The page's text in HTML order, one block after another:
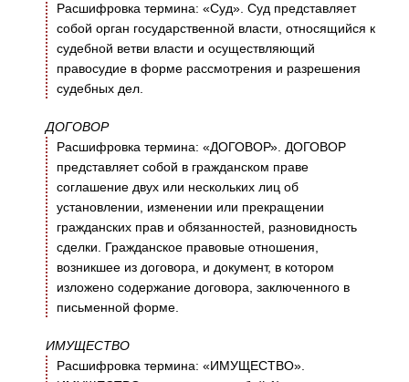
Расшифровка термина: «Суд». Суд представляет
собой орган государственной власти, относящийся к
судебной ветви власти и осуществляющий
правосудие в форме рассмотрения и разрешения
судебных дел.
ДОГОВОР
Расшифровка термина: «ДОГОВОР». ДОГОВОР
представляет собой в гражданском праве
соглашение двух или нескольких лиц об
установлении, изменении или прекращении
гражданских прав и обязанностей, разновидность
сделки. Гражданское правовые отношения,
возникшее из договора, и документ, в котором
изложено содержание договора, заключенного в
письменной форме.
ИМУЩЕСТВО
Расшифровка термина: «ИМУЩЕСТВО».